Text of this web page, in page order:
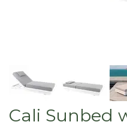
Cali Sunbed